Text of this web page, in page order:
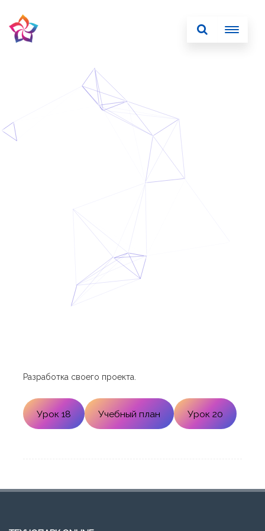
Разработка своего проекта.
Урок 18 Учебный план Урок 20